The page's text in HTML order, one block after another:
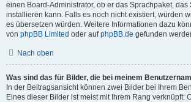
einen Board-Administrator, ob er das Sprachpaket, das
installieren kann. Falls es noch nicht existiert, würden
es übersetzen würden. Weitere Informationen dazu
von phpBB Limited oder aufphpBB.de gefunden
Nach oben
Was sind das für Bilder, die bei meinem
In der Beitragsansicht können zwei Bilder bei Ihrem
Eines dieser Bilder ist meist mit Ihrem Rang verknüpft: